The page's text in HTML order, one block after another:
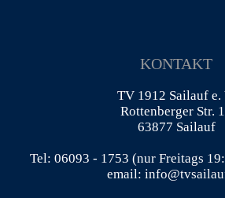
KONTAKT
TV 1912 Sailauf e.
Rottenberger Str.
63877 Sailauf
Tel: 06093 - 1753 (nur Freitags
email: